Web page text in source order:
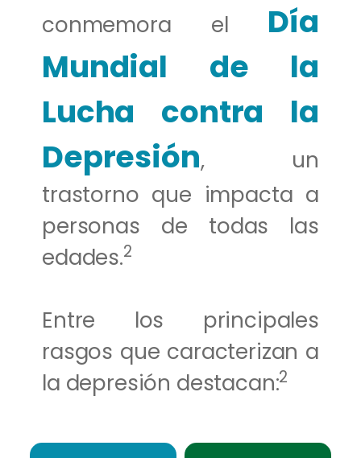
conmemora el Día
Mundial de la
Lucha contra la
Depresión, un
trastorno que impacta a
personas de todas las
edades.2
Entre los principales
rasgos que caracterizan a
la depresión destacan:2